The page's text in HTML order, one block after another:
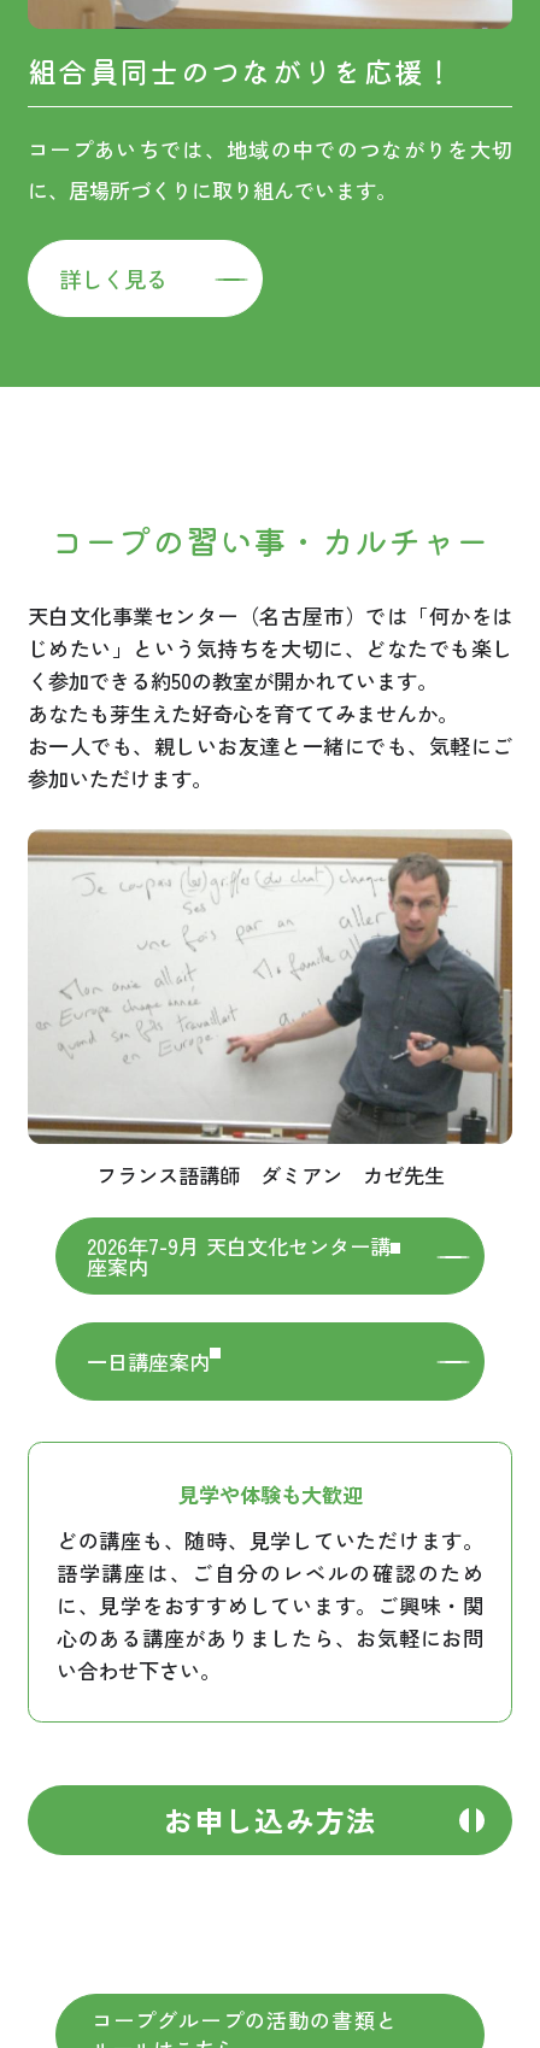
組合員同士のつながりを応援！
コープあいちでは、地域の中でのつながりを大切
に、居場所づくりに取り組んでいます。
詳しく見る
コープの習い事・カルチャー
天白文化事業センター（名古屋市）では「何かをは
じめたい」という気持ちを大切に、どなたでも楽し
く参加できる約50の教室が開かれています。
あなたも芽生えた好奇心を育ててみませんか。
お一人でも、親しいお友達と一緒にでも、気軽にご
参加いただけます。
フランス語講師 ダミアン カゼ先生
2026年7-9月 天白文化センター講
座案内
一日講座案内
見学や体験も大歓迎
どの講座も、随時、見学していただけます。
語学講座は、ご自分のレベルの確認のため
に、見学をおすすめしています。ご興味・関
心のある講座がありましたら、お気軽にお問
い合わせ下さい。
お申し込み方法
コープグループの活動の書類と